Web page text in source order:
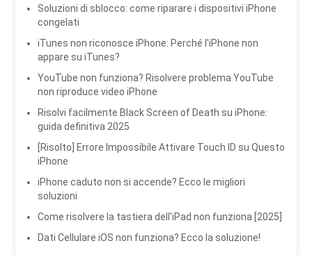
Soluzioni di sblocco: come riparare i dispositivi iPhone
congelati
iTunes non riconosce iPhone: Perché l'iPhone non
appare su iTunes?
YouTube non funziona? Risolvere problema YouTube
non riproduce video iPhone
Risolvi facilmente Black Screen of Death su iPhone:
guida definitiva 2025
[Risolto] Errore Impossibile Attivare Touch ID su Questo
iPhone
iPhone caduto non si accende? Ecco le migliori
soluzioni
Come risolvere la tastiera dell'iPad non funziona [2025]
Dati Cellulare iOS non funziona? Ecco la soluzione!